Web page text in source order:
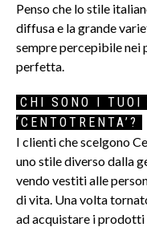
Penso che lo stile
diffusa e la grande
sempre percepibile
perfetta.
CHI SONO I TUOI
‘CENTOTRENTA’?
I clienti che scelgono
uno stile diverso dalla
vendo vestiti alle
di vita. Una volta
ad acquistare i prodotti